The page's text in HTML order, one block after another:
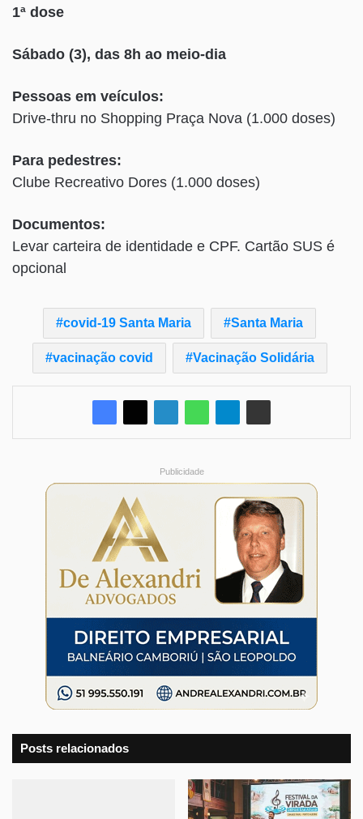
1ª dose
Sábado (3), das 8h ao meio-dia
Pessoas em veículos:
Drive-thru no Shopping Praça Nova (1.000 doses)
Para pedestres:
Clube Recreativo Dores (1.000 doses)
Documentos:
Levar carteira de identidade e CPF. Cartão SUS é
opcional
covid-19 Santa Maria Santa Maria
vacinação covid Vacinação Solidária
Publicidade
Posts relacionados